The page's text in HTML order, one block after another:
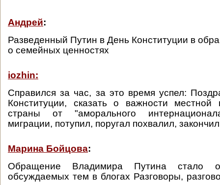
Андрей:
Разведенный Путин в День Конституции в
о семейных ценностях
iozhin:
Справился за час, за это время успел:
Конституции, сказать о важности
страны от "аморального
миграции, потупил, поругал похвалил,
Марина Бойцова:
Обращение Владимира Путина стало
обсуждаемых тем в блогах Разговоры,